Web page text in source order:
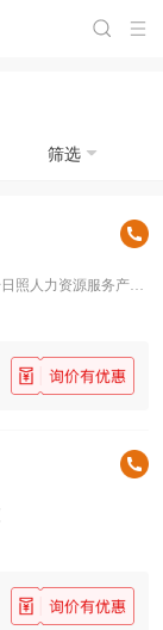
筛选
日照东港区秦楼街道山东临沂路259号日照人力资源服务产业园16#1611